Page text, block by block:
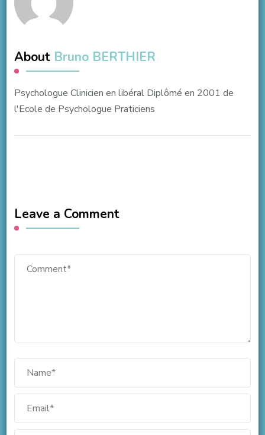
About Bruno BERTHIER
Psychologue Clinicien en libéral Diplômé en 2001 de
l'Ecole de Psychologue Praticiens
Leave a Comment